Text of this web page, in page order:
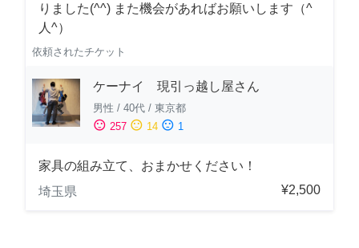
りました(^^) また機会があればお願いします（^
人^）
依頼されたチケット
ケーナイ 現引っ越し屋さん
男性 / 40代 / 東京都
sentiment_satisfied 257 sentiment_neutral 14 sentiment_dissatisfied 1
家具の組み立て、おまかせください！
埼玉県
¥2,500